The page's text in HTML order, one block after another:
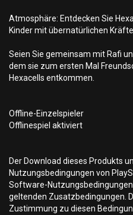
Atmosphäre: Entdecken Sie
Kinder mit übernatürlichen
Seien Sie gemeinsam mit Rafi
dem sie zum ersten Mal
Hexacells entkommen.
Offline-Einzelspieler
Offlinespiel aktiviert
Der Download dieses Produkts
Nutzungsbedingungen von
Software-
geltenden Zusatzbedingungen.
Zustimmung zu diesen